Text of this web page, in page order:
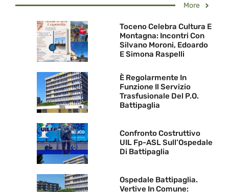
More
Toceno Celebra Cultura E
Montagna: Incontri Con
Silvano Moroni, Edoardo
E Simona Raspelli
È Regolarmente In
Funzione Il Servizio
Trasfusionale Del P.O.
Battipaglia
Confronto Costruttivo
UIL Fp-ASL Sull’Ospedale
Di Battipaglia
Ospedale Battipaglia.
Vertive In Comune: